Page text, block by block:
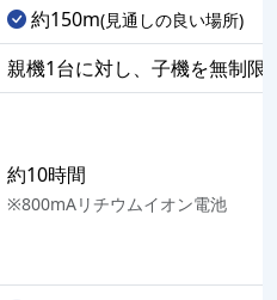
約150m(見通しの良い場所)
親機1台に対し、子機を無制限
約10時間
※800mAリチウムイオン電池